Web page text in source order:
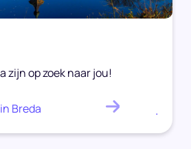
zijn op zoek naar jou!
Breda .